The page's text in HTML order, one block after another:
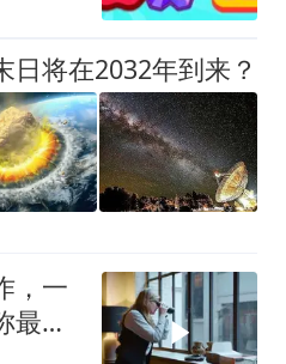
将在2032年到来？
，一
最烧